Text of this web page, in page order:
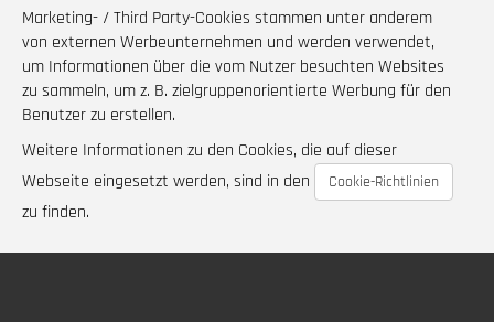
Marketing- / Third Party-Cookies stammen unter anderem
von externen Werbeunternehmen und werden verwendet,
um Informationen über die vom Nutzer besuchten Websites
zu sammeln, um z. B. zielgruppenorientierte Werbung für den
Benutzer zu erstellen.
Weitere Informationen zu den Cookies, die auf dieser
Webseite eingesetzt werden, sind in den
Cookie-Richtlinien
zu finden.